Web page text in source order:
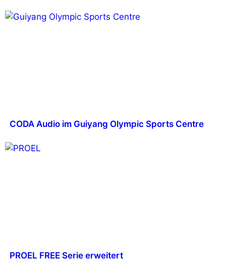
CODA Audio im Guiyang Olympic Sports Centre
PROEL FREE Serie erweitert